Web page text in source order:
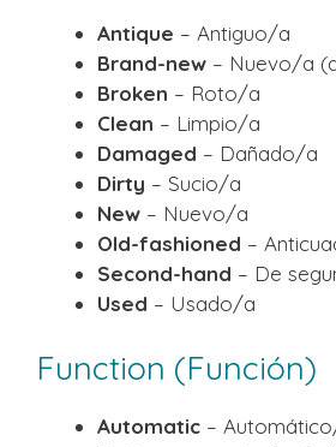
Antique – Antiguo/a
Brand-new – Nuevo/a
Broken – Roto/a
Clean – Limpio/a
Damaged – Dañado/a
Dirty – Sucio/a
New – Nuevo/a
Old-fashioned –
Second-hand – De
Used – Usado/a
Function (Función)
Automatic –